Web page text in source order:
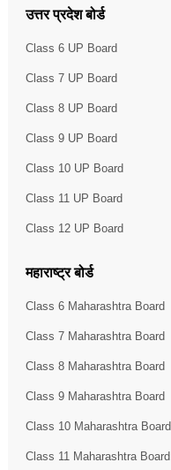
उत्तर प्रदेश बोर्ड
Class 6 UP Board
Class 7 UP Board
Class 8 UP Board
Class 9 UP Board
Class 10 UP Board
Class 11 UP Board
Class 12 UP Board
महाराष्ट्र बोर्ड
Class 6 Maharashtra Board
Class 7 Maharashtra Board
Class 8 Maharashtra Board
Class 9 Maharashtra Board
Class 10 Maharashtra Board
Class 11 Maharashtra Board